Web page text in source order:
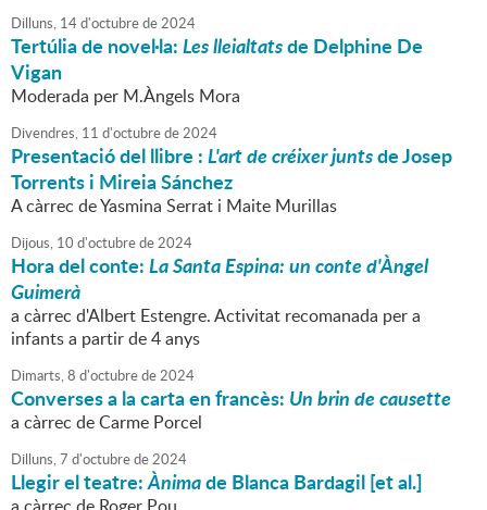
Dilluns, 14d'octubrede2024
Tertúlia de novel·la:Les lleialtatsde Delphine De
Vigan
Moderada per M.Àngels Mora
Divendres, 11 d'octubrede2024
Presentació del llibre :L'art de créixer juntsde Josep
Torrents i Mireia Sánchez
A càrrec de Yasmina Serrat i Maite Murillas
Dijous, 10 d'octubrede2024
Hora del conte:La Santa Espina: un conte d'Àngel
Guimerà
a càrrec d'Albert Estengre. Activitat recomanada per a
infants a partir de 4 anys
Dimarts,8 d'octubrede2024
Converses a la carta en francès: Un brin de causette
a càrrec de Carme Porcel
Dilluns,7 d'octubrede2024
Llegir el teatre:Ànimade Blanca Bardagil [et al.]